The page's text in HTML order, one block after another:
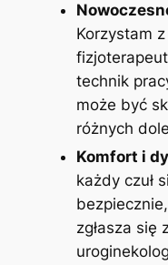
Korzystam
technik
może być
różnych
Komfort i
każdy czuł
zgłasza się